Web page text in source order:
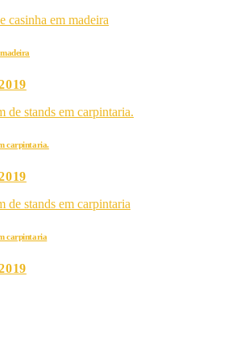
carpintaria.
carpintaria